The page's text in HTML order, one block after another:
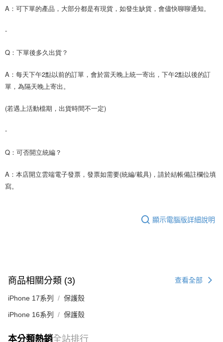
A：可下單的產品，大部分都是有現貨，如發生缺貨，會儘快聊聊通知。
-
Q：下單後多久出貨？
A：每天下午2點以前的訂單，會於當天晚上統一寄出，下午2點以後的訂
單，為隔天晚上寄出。
(若遇上活動檔期，出貨時間不一定)
-
Q：可否開立統編？
A：本店開立雲端電子發票，發票如需要(統編/載具)，請於結帳備註欄位填
寫。
顯示電腦版詳細說明
商品相關分類 (3) 查看全部
iPhone 17系列 保護殼
iPhone 16系列 保護殼
本分類熱銷全站排行